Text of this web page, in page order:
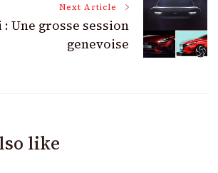
Next Article
Une grosse session
genevoise
like